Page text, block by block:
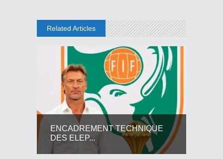
Related Articles
ENCADREMENT TECHNIQUE
DES ELEP...